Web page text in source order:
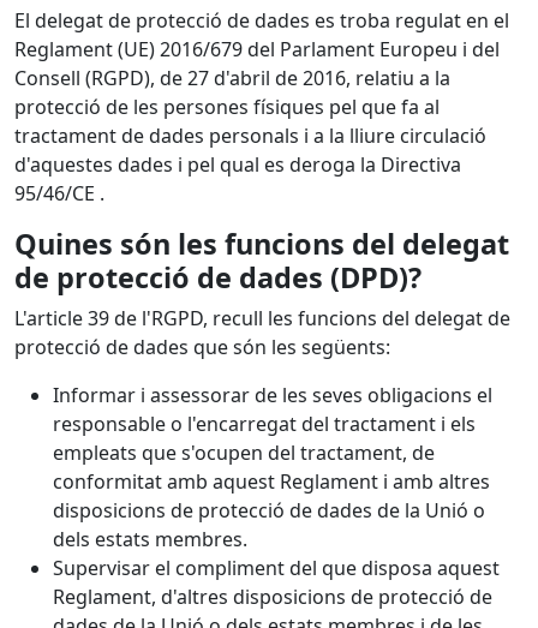
El delegat de protecció de dades es troba regulat en el
Reglament (UE) 2016/679 del Parlament Europeu i del
Consell (RGPD), de 27 d'abril de 2016, relatiu a la
protecció de les persones físiques pel que fa al
tractament de dades personals i a la lliure circulació
d'aquestes dades i pel qual es deroga la Directiva
95/46/CE .
Quines són les funcions del delegat
de protecció de dades (DPD)?
L'article 39 de l'RGPD, recull les funcions del delegat de
protecció de dades que són les següents:
Informar i assessorar de les seves obligacions el
responsable o l'encarregat del tractament i els
empleats que s'ocupen del tractament, de
conformitat amb aquest Reglament i amb altres
disposicions de protecció de dades de la Unió o
dels estats membres.
Supervisar el compliment del que disposa aquest
Reglament, d'altres disposicions de protecció de